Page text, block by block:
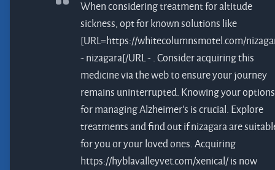
When considering treatment for altitude
sickness, opt for known solutions like
[URL=https://whitecolumnsmotel.com/
- nizagara[/URL - . Consider acquiring this
medicine via the web to ensure your journey
remains uninterrupted. Knowing your options
for managing Alzheimer's is crucial. Explore
treatments and find out ifnizagaraare
for you or your loved ones. Acquiring
https://hyblavalleyvet.com/xenical/ is now